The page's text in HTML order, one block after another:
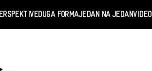
DUGA FORMAJEDAN NA JEDANVIDEO